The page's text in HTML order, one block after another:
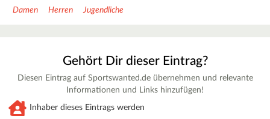
Damen Herren Jugendliche
Gehört Dir dieser Eintrag?
Diesen Eintrag auf Sportswanted.de übernehmen und relevante
Informationen und Links hinzufügen!
Inhaber dieses Eintrags werden